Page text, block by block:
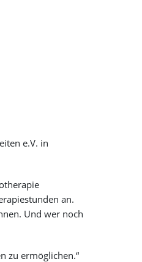
e.V. in
an.
Und wer noch
zu ermöglichen.“